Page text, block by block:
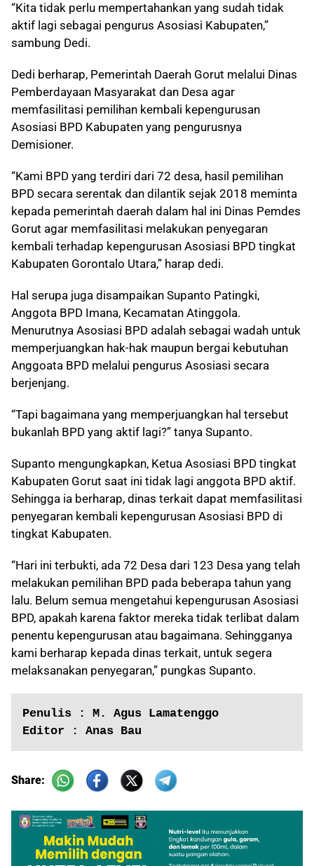
“Kita tidak perlu mempertahankan yang sudah tidak
aktif lagi sebagai pengurus Asosiasi Kabupaten,”
sambung Dedi.
Dedi berharap, Pemerintah Daerah Gorut melalui Dinas
Pemberdayaan Masyarakat dan Desa agar
memfasilitasi pemilihan kembali kepengurusan
Asosiasi BPD Kabupaten yang pengurusnya
Demisioner.
“Kami BPD yang terdiri dari 72 desa, hasil pemilihan
BPD secara serentak dan dilantik sejak 2018 meminta
kepada pemerintah daerah dalam hal ini Dinas Pemdes
Gorut agar memfasilitasi melakukan penyegaran
kembali terhadap kepengurusan Asosiasi BPD tingkat
Kabupaten Gorontalo Utara,” harap dedi.
Hal serupa juga disampaikan Supanto Patingki,
Anggota BPD Imana, Kecamatan Atinggola.
Menurutnya Asosiasi BPD adalah sebagai wadah untuk
memperjuangkan hak-hak maupun bergai kebutuhan
Anggoata BPD melalui pengurus Asosiasi secara
berjenjang.
“Tapi bagaimana yang memperjuangkan hal tersebut
bukanlah BPD yang aktif lagi?” tanya Supanto.
Supanto mengungkapkan, Ketua Asosiasi BPD tingkat
Kabupaten Gorut saat ini tidak lagi anggota BPD aktif.
Sehingga ia berharap, dinas terkait dapat memfasilitasi
penyegaran kembali kepengurusan Asosiasi BPD di
tingkat Kabupaten.
“Hari ini terbukti, ada 72 Desa dari 123 Desa yang telah
melakukan pemilihan BPD pada beberapa tahun yang
lalu. Belum semua mengetahui kepengurusan Asosiasi
BPD, apakah karena faktor mereka tidak terlibat dalam
penentu kepengurusan atau bagaimana. Sehingganya
kami berharap kepada dinas terkait, untuk segera
melaksanakan penyegaran,” pungkas Supanto.
Penulis : M. Agus Lamatenggo
Editor : Anas Bau
Share: